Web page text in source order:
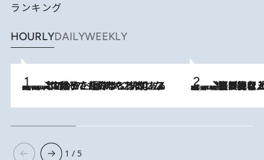
ランキング
HOURLYDAILYWEEKLY
2026.8.5
【阿川佐和子さんの年とる力】なぜ70代で始めた趣味は“こんなに楽しい”のか？ ピアノ、俳句…スランプに陥っても続けられる“ある秘訣”とは 2026.8.5
【なぜ吉沢亮は「気配を消せる」のか？】興行収入208億の『国宝』を経て挑むミュージカル『ディア・エヴァン・ハンセン』。トップ俳優が舞台上でさらけ出した“孤独”とは
1 / 5